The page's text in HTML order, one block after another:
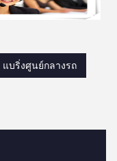
แบริ่งศูนย์กลางรถ